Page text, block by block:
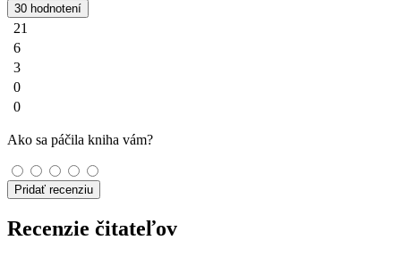
30 hodnotení
21
6
3
0
0
Ako sa páčila kniha vám?
Pridať recenziu
Recenzie čitateľov